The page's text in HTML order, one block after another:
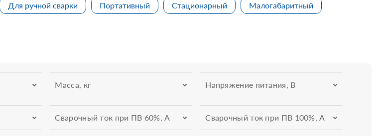
Для ручной сварки Портативный Стационарный Малогабаритный
Масса, кг Напряжение питания, В
Сварочный ток при ПВ 60%, А Сварочный ток при ПВ 100%, А